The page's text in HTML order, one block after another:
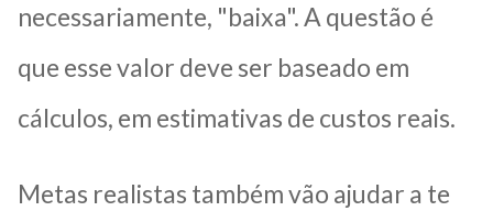
necessariamente, "baixa". A questão é
que esse valor deve ser baseado em
cálculos, em estimativas de custos reais.
Metas realistas também vão ajudar a te